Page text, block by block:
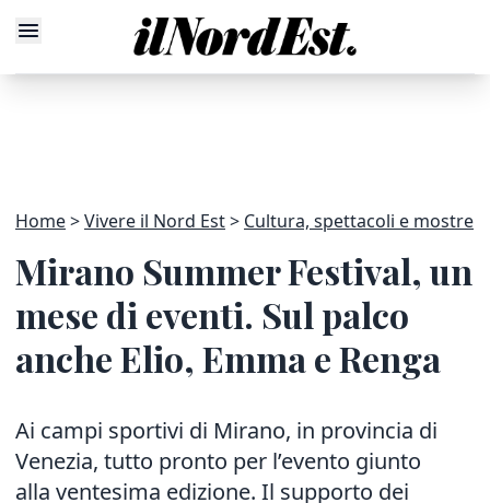
Home Vivere il Nord Est Cultura, spettacoli e mostre
Mirano Summer Festival, un
mese di eventi. Sul palco
anche Elio, Emma e Renga
Ai campi sportivi di Mirano, in provincia di
Venezia, tutto pronto per l’evento giunto
alla ventesima edizione. Il supporto dei